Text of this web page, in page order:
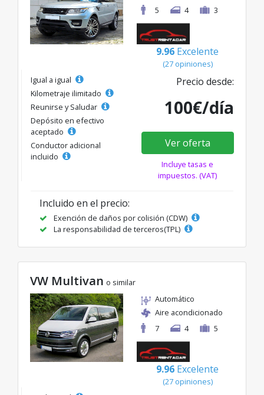
5
4 3
9.96 Excelente
(27 opiniones)
Igual a igual
Kilometraje ilimitado
Reunirse y Saludar
Depósito en efectivo
aceptado
Conductor adicional
incluido
Precio desde:
100€/día
Ver oferta
Incluye tasas e
impuestos. (VAT)
Incluido en el precio:
Exención de daños por colisión (CDW)
La responsabilidad de terceros(TPL)
VW Multivan o similar
Automático
Aire acondicionado
7
4 5
9.96 Excelente
(27 opiniones)